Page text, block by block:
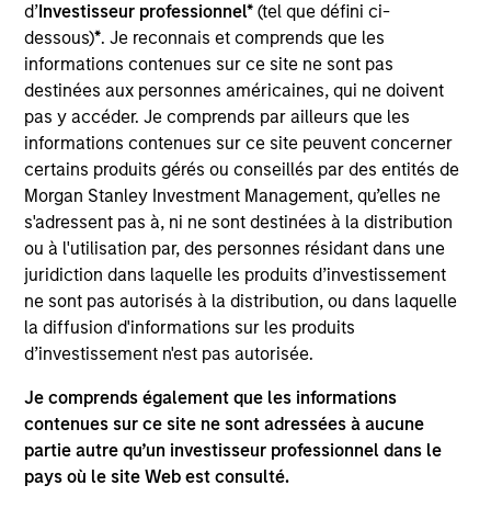
d’Investisseur professionnel*(tel que défini ci-
dessous)*. Je reconnais et comprends que les
informations contenues sur ce site ne sont pas
destinées aux personnes américaines, qui ne doivent
pas y accéder. Je comprends par ailleurs que les
informations contenues sur ce site peuvent concerner
certains produits gérés ou conseillés par des entités de
Morgan Stanley Investment Management, qu’elles ne
s'adressent pas à, ni ne sont destinées à la distribution
ou à l'utilisation par, des personnes résidant dans une
juridiction dans laquelle les produits d’investissement
ne sont pas autorisés à la distribution, ou dans laquelle
la diffusion d'informations sur les produits
d’investissement n'est pas autorisée.
Je comprends également que les informations
contenues sur ce site ne sont adressées à aucune
partie autre qu’un investisseur professionnel dans le
pays où le site Web est consulté.
Transaction Type
Control
Established in 2017, Life & Bio Inc. is a leading health
supplements company in Korea, supported by
strong product development and marketing
capabilities. The company also holds Foodcare, a
subsidiary focused on ready-to-eat baby foods.
View Current Employment Opportunities
View Site
Investment Team
Morgan Stanley Private Equity Asia